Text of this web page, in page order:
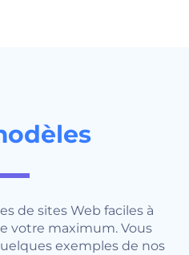
de sites Web faciles à
votre maximum. Vous
exemples de nos